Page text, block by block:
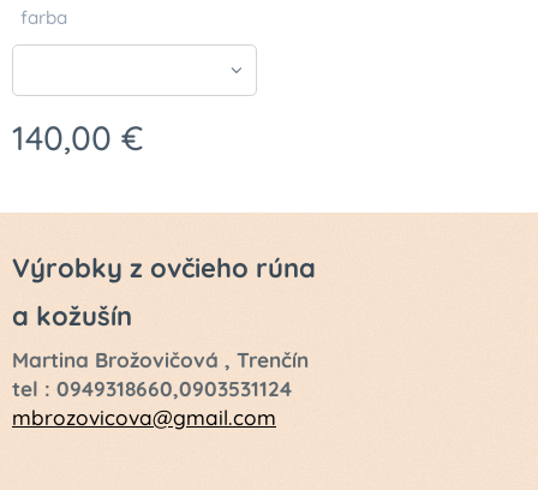
farba
140,00 €
Výrobky z ovčieho rúna
a kožušín
Martina Brožovičová , Trenčín
tel : 0949318660,0903531124
mbrozovicova@gmail.com